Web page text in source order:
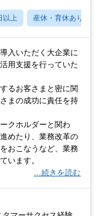
以上 産休・育休あり
入いただく大企業に
用支援を行っていた
るお客さまと密に関
まの成功に責任を持
クホルダーと関わ
めたり、業務改革の
おこなうなど、業務
います。
…続きを読む